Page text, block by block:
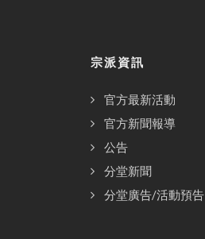
宗派資訊
官方最新活動
官方新聞報導
公告
分堂新聞
分堂廣告/活動預告